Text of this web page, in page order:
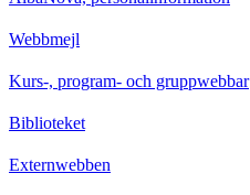
Webbmejl
Kurs-, program- och gruppwebbar
Biblioteket
Externwebben